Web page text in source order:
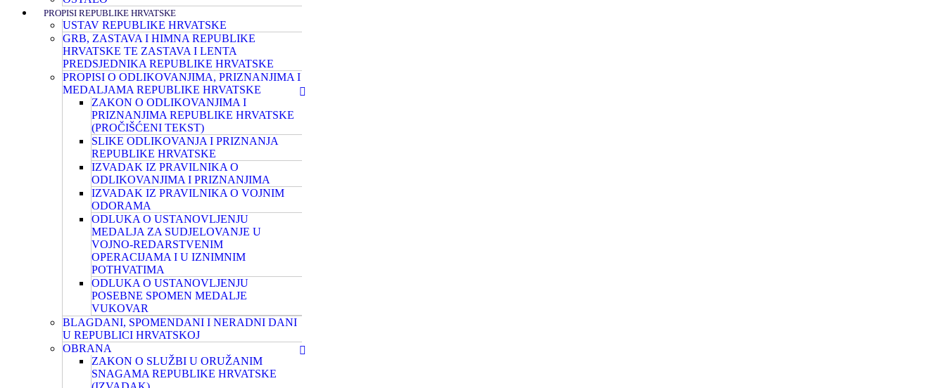
PROPISI REPUBLIKE HRVATSKE
USTAV REPUBLIKE HRVATSKE
GRB, ZASTAVA I HIMNA REPUBLIKE
HRVATSKE TE ZASTAVA I LENTA
PREDSJEDNIKA REPUBLIKE HRVATSKE
PROPISI O ODLIKOVANJIMA, PRIZNANJIMA I
MEDALJAMA REPUBLIKE HRVATSKE
ZAKON O ODLIKOVANJIMA I
PRIZNANJIMA REPUBLIKE HRVATSKE
(PROČIŠĆENI TEKST)
SLIKE ODLIKOVANJA I PRIZNANJA
REPUBLIKE HRVATSKE
IZVADAK IZ PRAVILNIKA O
ODLIKOVANJIMA I PRIZNANJIMA
IZVADAK IZ PRAVILNIKA O VOJNIM
ODORAMA
ODLUKA O USTANOVLJENJU
MEDALJA ZA SUDJELOVANJE U
VOJNO-REDARSTVENIM
OPERACIJAMA I U IZNIMNIM
POTHVATIMA
ODLUKA O USTANOVLJENJU
POSEBNE SPOMEN MEDALJE
VUKOVAR
BLAGDANI, SPOMENDANI I NERADNI DANI
U REPUBLICI HRVATSKOJ
OBRANA
ZAKON O SLUŽBI U ORUŽANIM
SNAGAMA REPUBLIKE HRVATSKE